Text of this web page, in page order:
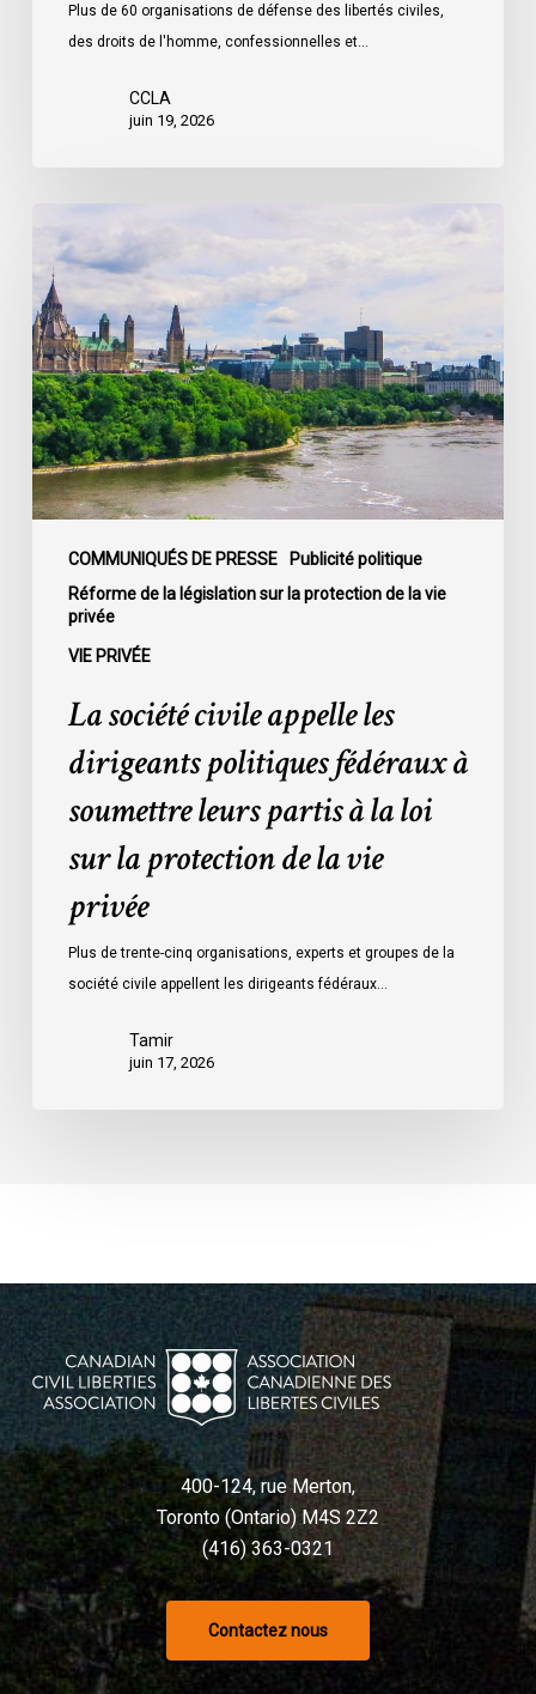
Plus de 60 organisations de défense des libertés civiles,
des droits de l'homme, confessionnelles et…
CCLA
juin 19, 2026
COMMUNIQUÉS DE PRESSE
Publicité politique
Réforme de la législation sur la protection de la vie
privée
VIE PRIVÉE
société
civile
appelle
les
dirigeants
politiques
fédéraux
à
soumettre
partis
protection
privée
La société civile appelle les
dirigeants politiques fédéraux à
soumettre leurs partis à la loi
sur la protection de la vie
privée
Plus de trente-cinq organisations, experts et groupes de la
société civile appellent les dirigeants fédéraux…
Tamir
juin 17, 2026
400-124, rue Merton,
Toronto (Ontario) M4S 2Z2
(416) 363-0321
Contactez nous